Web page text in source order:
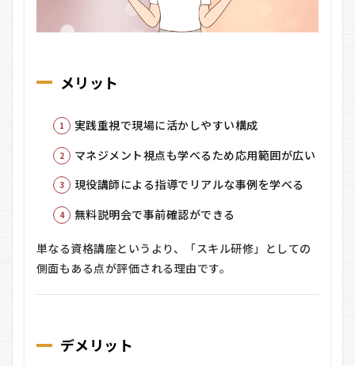
メリット
実践重視で現場に活かしやすい構成
マネジメント視点も学べるため応用範囲が広い
現役講師による指導でリアルな事例を学べる
無料説明会で事前確認ができる
単なる資格講座というより、「スキル研修」としての
側面もある点が評価される理由です。
デメリット